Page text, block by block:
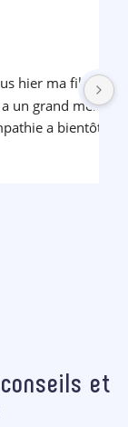
fille et
merci
et